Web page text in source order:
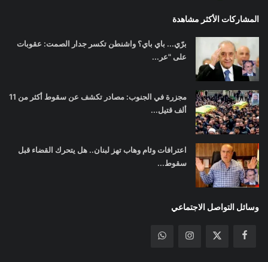
المشاركات الأكثر مشاهدة
برّي... باي باي؟ واشنطن تكسر جدار الصمت: عقوبات
على "عر...
مجزرة في الجنوب: مصادر تكشف عن سقوط أكثر من 11
ألف قتيل...
اعترافات وئام وهاب تهز لبنان.. هل يتحرك القضاء قبل
سقوط...
وسائل التواصل الاجتماعي